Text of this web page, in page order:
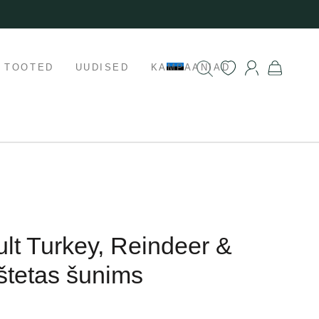
UUDISED KAMPAANIAD
Turkey, Reindeer &
šunims